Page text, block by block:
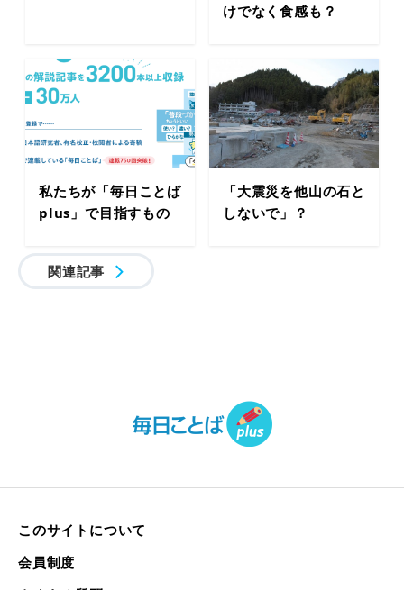
けでなく食感も？
私たちが「毎日ことば
plus」で目指すもの
「大震災を他山の石と
しないで」？
関連記事
このサイトについて
会員制度